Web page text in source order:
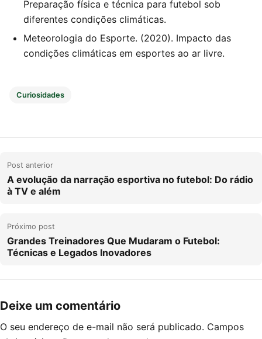
Preparação física e técnica para futebol sob
diferentes condições climáticas.
Meteorologia do Esporte. (2020). Impacto das
condições climáticas em esportes ao ar livre.
Curiosidades
Navegação
de
Post
Post anterior
A evolução da narração esportiva no futebol: Do rádio
à TV e além
Próximo post
Grandes Treinadores Que Mudaram o Futebol:
Técnicas e Legados Inovadores
Deixe um comentário
O seu endereço de e-mail não será publicado. Campos